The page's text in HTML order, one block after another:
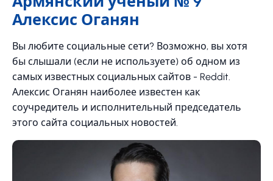
Алексис Оганян
Вы любите социальные сети? Возможно, вы хотя
бы слышали (если не используете) об одном из
самых известных социальных сайтов - Reddit.
Алексис Оганян наиболее известен как
соучредитель и исполнительный председатель
этого сайта социальных новостей.